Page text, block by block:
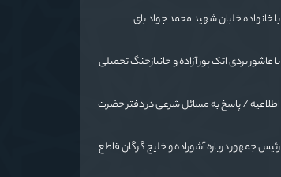
با خانواده خلبان شهید محمد جواد بای
با عاشور بردی اتک پور آزاده و جانبازجنگ تحمیلی
اطلاعیه / پاسخ به مسائل شرعی در دفتر حضرت
رئیس جمهور درباره آشوراده و خلیج گرگان قاطع